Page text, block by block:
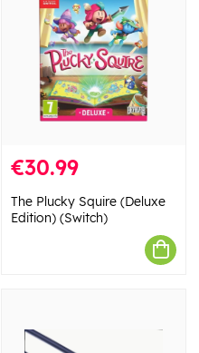
€30.99
The Plucky Squire (Deluxe
Edition) (Switch)